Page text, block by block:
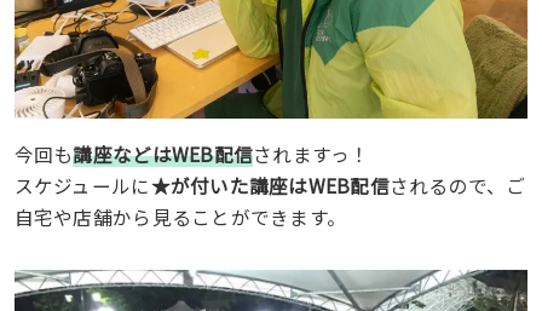
今回も講座などはWEB配信されますっ！
スケジュールに★が付いた講座はWEB配信されるので、ご
自宅や店舗から見ることができます。